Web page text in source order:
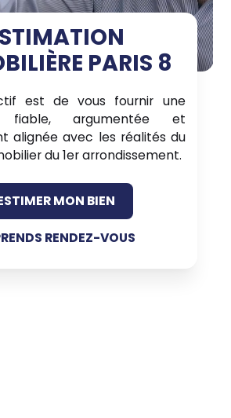
PARIS 8
est de vous fournir une
fiable, argumentée et
alignée avec les réalités du
du 1er arrondissement.
MON BIEN
RENDEZ-VOUS